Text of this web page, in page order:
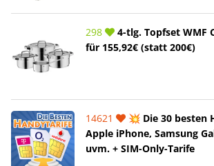
298
4-tlg. Topfset WMF
für 155,92€ (statt 200€)
14621
💥 Die 30
Apple iPhone, Samsung
uvm. + SIM-Only-Tarife